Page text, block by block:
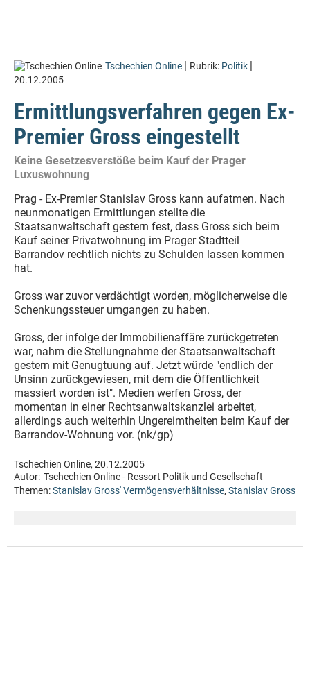
Tschechien Online | Rubrik: Politik |
20.12.2005
Ermittlungsverfahren gegen Ex-
Premier Gross eingestellt
Keine Gesetzesverstöße beim Kauf der Prager
Luxuswohnung
Prag - Ex-Premier Stanislav Gross kann aufatmen. Nach
neunmonatigen Ermittlungen stellte die
Staatsanwaltschaft gestern fest, dass Gross sich beim
Kauf seiner Privatwohnung im Prager Stadtteil
Barrandov rechtlich nichts zu Schulden lassen kommen
hat.
Gross war zuvor verdächtigt worden, möglicherweise die
Schenkungssteuer umgangen zu haben.
Gross, der infolge der Immobilienaffäre zurückgetreten
war, nahm die Stellungnahme der Staatsanwaltschaft
gestern mit Genugtuung auf. Jetzt würde "endlich der
Unsinn zurückgewiesen, mit dem die Öffentlichkeit
massiert worden ist". Medien werfen Gross, der
momentan in einer Rechtsanwaltskanzlei arbeitet,
allerdings auch weiterhin Ungereimtheiten beim Kauf der
Barrandov-Wohnung vor. (nk/gp)
Tschechien Online, 20.12.2005
Autor: Tschechien Online - Ressort Politik und Gesellschaft
Themen:Stanislav Gross' Vermögensverhältnisse, Stanislav Gross